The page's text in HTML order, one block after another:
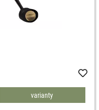
varianty